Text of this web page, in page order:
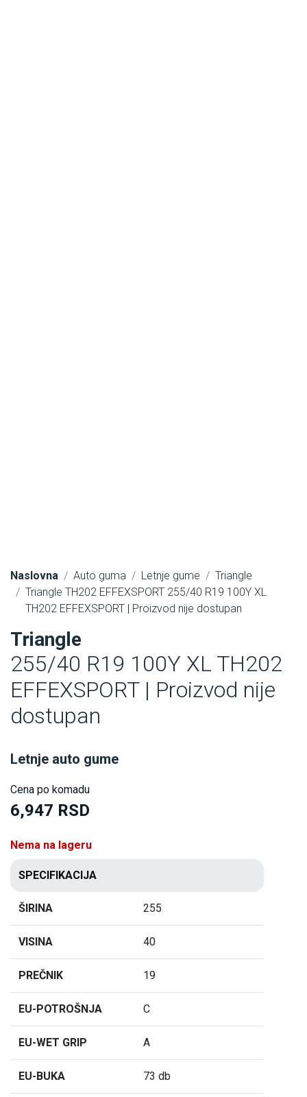
Naslovna Auto guma Letnje gume
Triangle
Triangle TH202 EFFEXSPORT 255/40 R19 100Y XL
TH202 EFFEXSPORT | Proizvod nije dostupan
Triangle
255/40 R19 100Y XL TH202
EFFEXSPORT | Proizvod nije
dostupan
Letnje auto gume
Cena po komadu
6,947 RSD
Nema na lageru
SPECIFIKACIJA
ŠIRINA 255
VISINA 40
PREČNIK 19
EU-POTROŠNJA C
EU-WET GRIP A
EU-BUKA 73 db